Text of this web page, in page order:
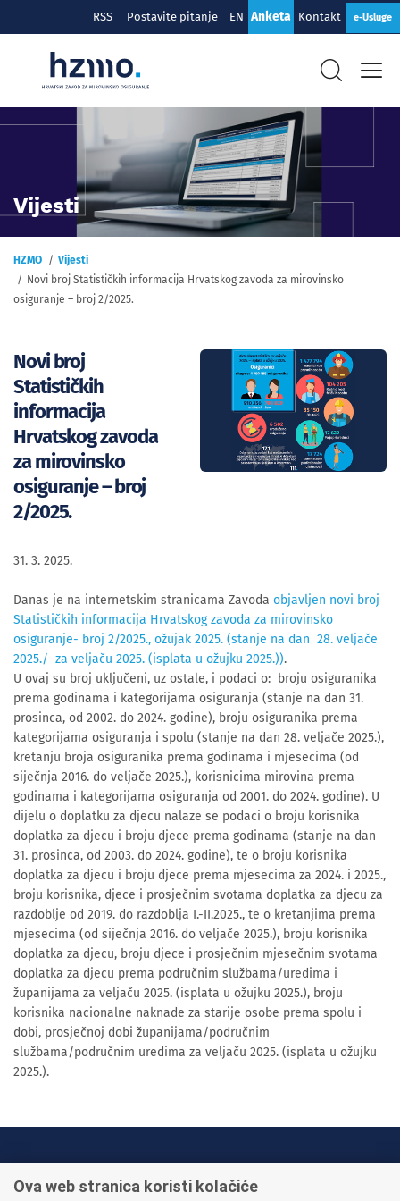
RSS Postavite pitanje EN Anketa Kontakt e-Usluge
Vijesti
HZMO
Vijesti
Novi broj Statističkih informacija Hrvatskog zavoda za mirovinsko
osiguranje – broj 2/2025.
Novi broj
Statističkih
informacija
Hrvatskog zavoda
za mirovinsko
osiguranje – broj
2/2025.
31. 3. 2025.
Danas je na internetskim stranicama Zavoda objavljen novi broj
Statističkih informacija Hrvatskog zavoda za mirovinsko
osiguranje- broj 2/2025., ožujak 2025. (stanje na dan 28. veljače
2025./ za veljaču 2025. (isplata u ožujku 2025.)).
U ovaj su broj uključeni, uz ostale, i podaci o: broju osiguranika
prema godinama i kategorijama osiguranja (stanje na dan 31.
prosinca, od 2002. do 2024. godine), broju osiguranika prema
kategorijama osiguranja i spolu (stanje na dan 28. veljače 2025.),
kretanju broja osiguranika prema godinama i mjesecima (od
siječnja 2016. do veljače 2025.), korisnicima mirovina prema
godinama i kategorijama osiguranja od 2001. do 2024. godine). U
dijelu o doplatku za djecu nalaze se podaci o broju korisnika
doplatka za djecu i broju djece prema godinama (stanje na dan
31. prosinca, od 2003. do 2024. godine), te o broju korisnika
doplatka za djecu i broju djece prema mjesecima za 2024. i 2025.,
broju korisnika, djece i prosječnim svotama doplatka za djecu za
razdoblje od 2019. do razdoblja I.-II.2025., te o kretanjima prema
mjesecima (od siječnja 2016. do veljače 2025.), broju korisnika
doplatka za djecu, broju djece i prosječnim mjesečnim svotama
doplatka za djecu prema područnim službama/uredima i
županijama za veljaču 2025. (isplata u ožujku 2025.), broju
korisnika nacionalne naknade za starije osobe prema spolu i
dobi, prosječnoj dobi županijama/područnim
službama/područnim uredima za veljaču 2025. (isplata u ožujku
2025.).
+385 1 45 95 011
Ova web stranica koristi kolačiće